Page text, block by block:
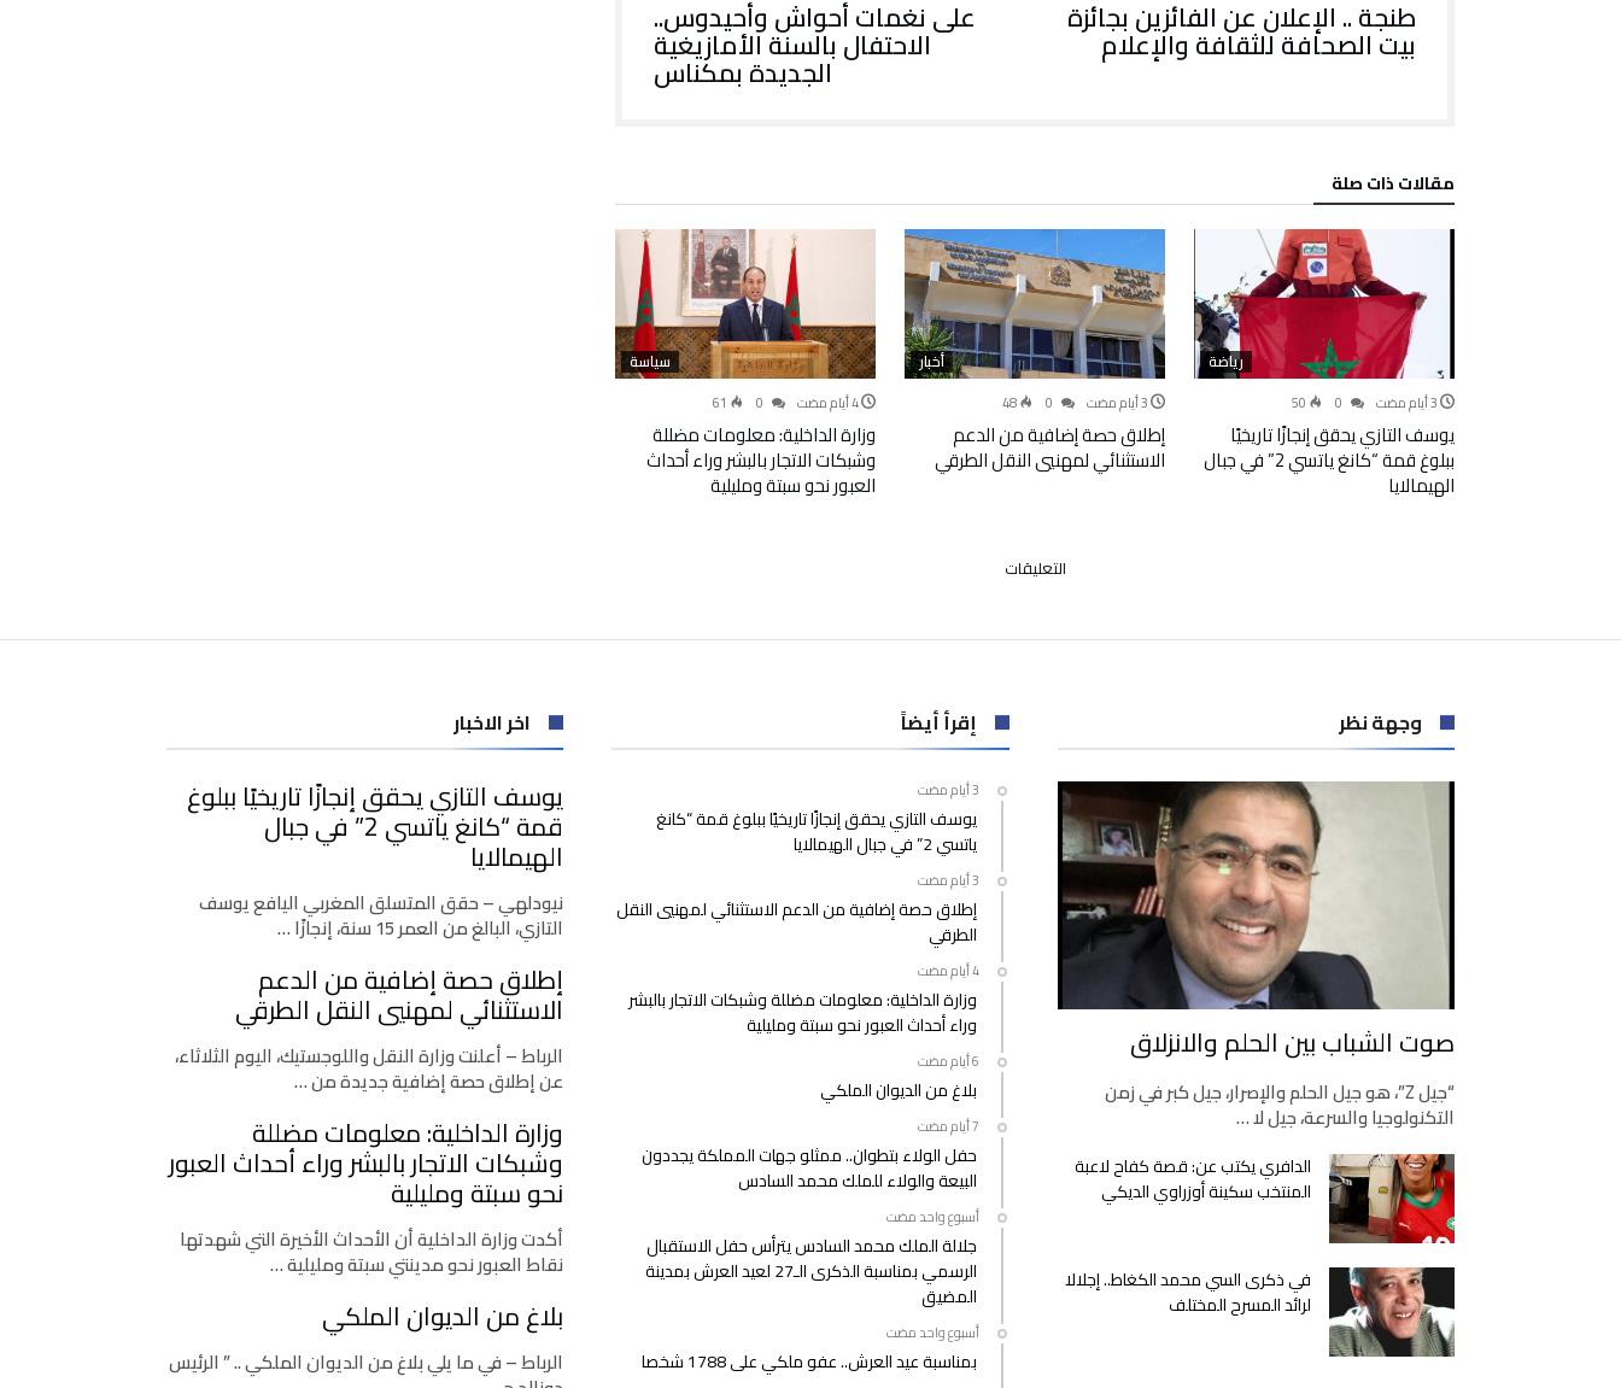
طنجة .. الإعلان عن الفائزين بجائزة
بيت الصحافة للثقافة والإعلام
على نغمات أحواش وأحيدوس..
الاحتفال بالسنة الأمازيغية
الجديدة بمكناس
‫مقالات ذات صلة‬
رياضة
50
يوسف التازي يحقق إنجازًا تاريخيًا
ببلوغ قمة “كانغ ياتسي 2” في جبال
الهيمالايا
أخبار
48
إطلاق حصة إضافية من الدعم
الاستثنائي لمهنيي النقل الطرقي
سياسة
61
وزارة الداخلية: معلومات مضللة
وشبكات الاتجار بالبشر وراء أحداث
العبور نحو سبتة ومليلية
التعليقات
الشيوخ
عن
«إعجابهم»
الأقاليم
الجنوبية
للمملكة
مغلقة
وجهة نظر
صوت الشباب بين الحلم والانزلاق
“جيل Z”، هو جيل الحلم والإصرار، جيل كبر في زمن
التكنولوجيا والسرعة، جيل لا …
الدافري يكتب عن: قصة كفاح لاعبة
المنتخب سكينة أوزراوي الديكي
في ذكرى السي محمد الكغاط.. إجلالا
لرائد المسرح المختلف
إقرأ أيضاً
يوسف التازي يحقق إنجازًا تاريخيًا ببلوغ قمة “كانغ
ياتسي 2” في جبال الهيمالايا
إطلاق حصة إضافية من الدعم الاستثنائي لمهنيي النقل
الطرقي
‫‫‫‏‫4 أيام مضت‬
وزارة الداخلية: معلومات مضللة وشبكات الاتجار بالبشر
وراء أحداث العبور نحو سبتة ومليلية
بلاغ من الديوان الملكي
حفل الولاء بتطوان.. ممثلو جهات المملكة يجددون
البيعة والولاء للملك محمد السادس
‫‫‫‏‫أسبوع واحد مضت‬
جلالة الملك محمد السادس يترأس حفل الاستقبال
الرسمي بمناسبة الذكرى الـ27 لعيد العرش بمدينة
المضيق
‫‫‫‏‫أسبوع واحد مضت‬
بمناسبة عيد العرش.. عفو ملكي على 1788 شخصا
اخر الاخبار
يوسف التازي يحقق إنجازًا تاريخيًا ببلوغ
قمة “كانغ ياتسي 2” في جبال
الهيمالايا
نيودلهي – حقق المتسلق المغربي اليافع يوسف
التازي، البالغ من العمر 15 سنة، إنجازًا …
إطلاق حصة إضافية من الدعم
الاستثنائي لمهنيي النقل الطرقي
الرباط – أعلنت وزارة النقل واللوجستيك، اليوم الثلاثاء،
عن إطلاق حصة إضافية جديدة من …
وزارة الداخلية: معلومات مضللة
وشبكات الاتجار بالبشر وراء أحداث العبور
نحو سبتة ومليلية
أكدت وزارة الداخلية أن الأحداث الأخيرة التي شهدتها
نقاط العبور نحو مدينتي سبتة ومليلية …
بلاغ من الديوان الملكي
الرباط – في ما يلي بلاغ من الديوان الملكي .. ” الرئيس